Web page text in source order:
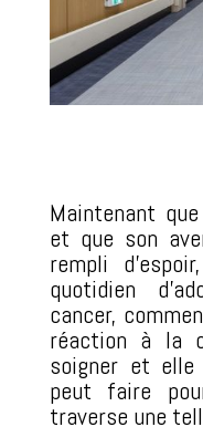
Maintenant
et que son
rempli
quotidien
cancer,
réaction à la
soigner et
peut faire
traverse une